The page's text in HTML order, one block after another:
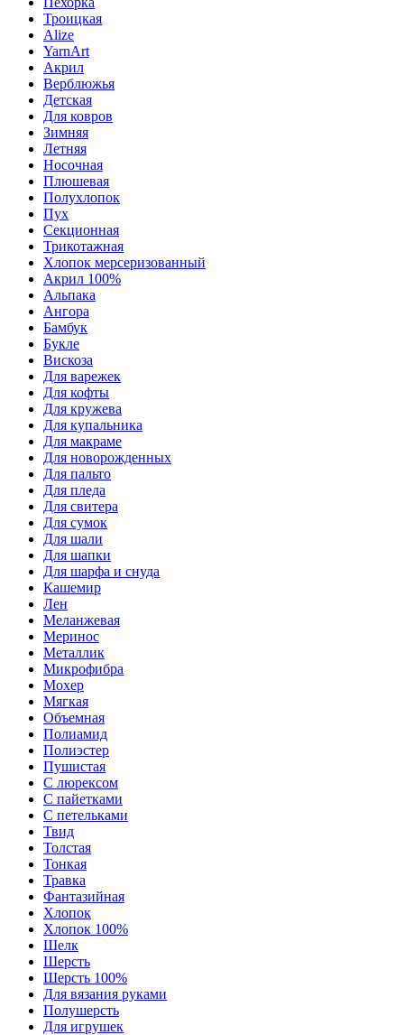
Троицкая
Alize
YarnArt
Акрил
Верблюжья
Детская
Для ковров
Зимняя
Летняя
Носочная
Плюшевая
Полухлопок
Пух
Секционная
Трикотажная
Хлопок мерсеризованный
Акрил 100%
Альпака
Ангора
Бамбук
Букле
Вискоза
Для варежек
Для кофты
Для кружева
Для купальника
Для макраме
Для новорожденных
Для пальто
Для пледа
Для свитера
Для сумок
Для шали
Для шапки
Для шарфа и снуда
Кашемир
Лен
Меланжевая
Меринос
Металлик
Микрофибра
Мохер
Мягкая
Объемная
Полиамид
Полиэстер
Пушистая
С люрексом
С пайетками
С петельками
Твид
Толстая
Тонкая
Травка
Фантазийная
Хлопок
Хлопок 100%
Шелк
Шерсть
Шерсть 100%
Для вязания руками
Полушерсть
Для игрушек